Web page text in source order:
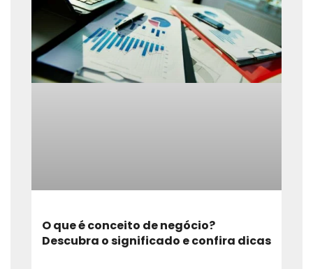
O que é conceito de negócio?
Descubra o significado e confira dicas